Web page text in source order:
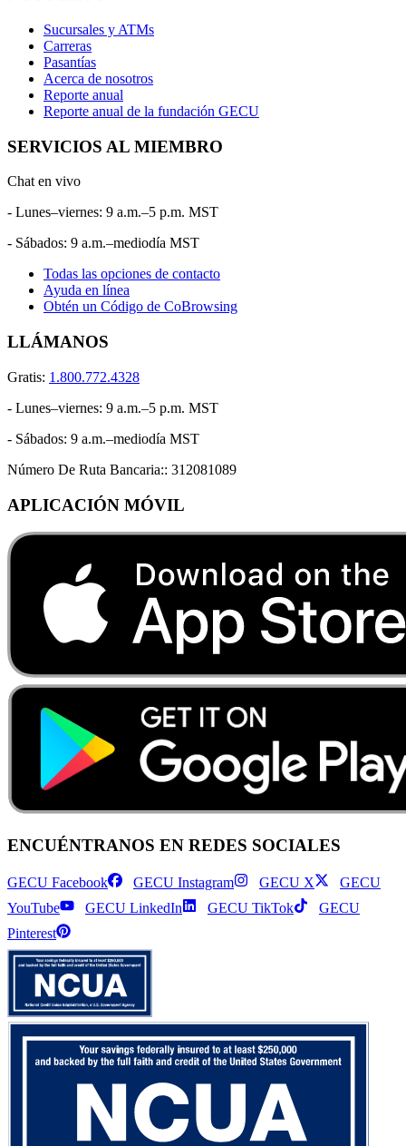
Sucursales y ATMs
Carreras
Pasantías
Acerca de nosotros
Reporte anual
Reporte anual de la fundación GECU
SERVICIOS AL MIEMBRO
Chat en vivo
- Lunes–viernes: 9 a.m.–5 p.m. MST
- Sábados: 9 a.m.–mediodía MST
Todas las opciones de contacto
Ayuda en línea
Obtén un Código de CoBrowsing
LLÁMANOS
Gratis: 1.800.772.4328
- Lunes–viernes: 9 a.m.–5 p.m. MST
- Sábados: 9 a.m.–mediodía MST
Número De Ruta Bancaria:: 312081089
APLICACIÓN MÓVIL
ENCUÉNTRANOS EN REDES SOCIALES
GECU Facebook GECU Instagram GECU X
GECU
YouTube
GECU LinkedIn GECU TikTok
GECU
Pinterest